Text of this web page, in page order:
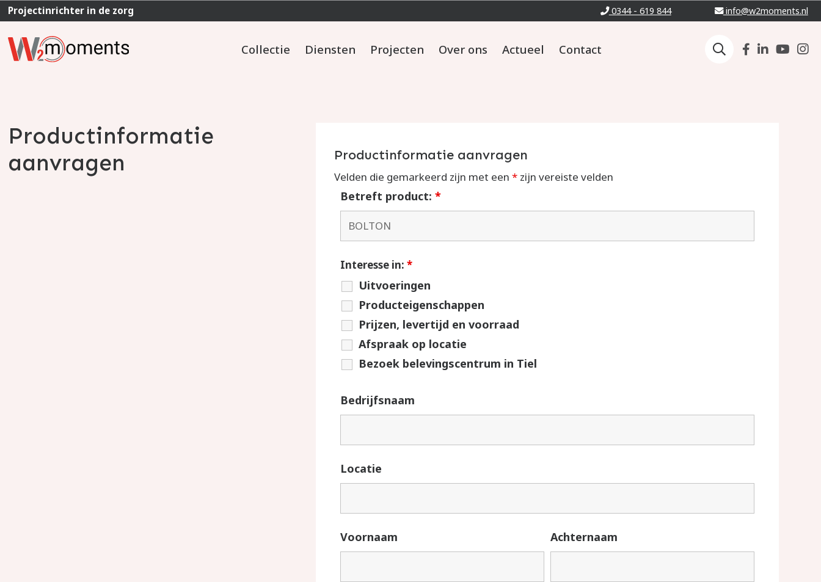
Projectinrichter in de zorg 0344 - 619 844 info@w2moments.nl
Collectie Diensten Projecten Over ons Actueel Contact
Productinformatie
aanvragen
Productinformatie aanvragen
Velden die gemarkeerd zijn met een *zijn vereiste velden
Betreft product: *
Interesse in: *
Uitvoeringen
Producteigenschappen
Prijzen, levertijd en voorraad
Afspraak op locatie
Bezoek belevingscentrum in Tiel
Bedrijfsnaam
Locatie
Voornaam Achternaam